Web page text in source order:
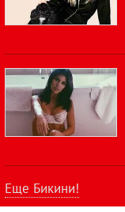
Еще Бикини!